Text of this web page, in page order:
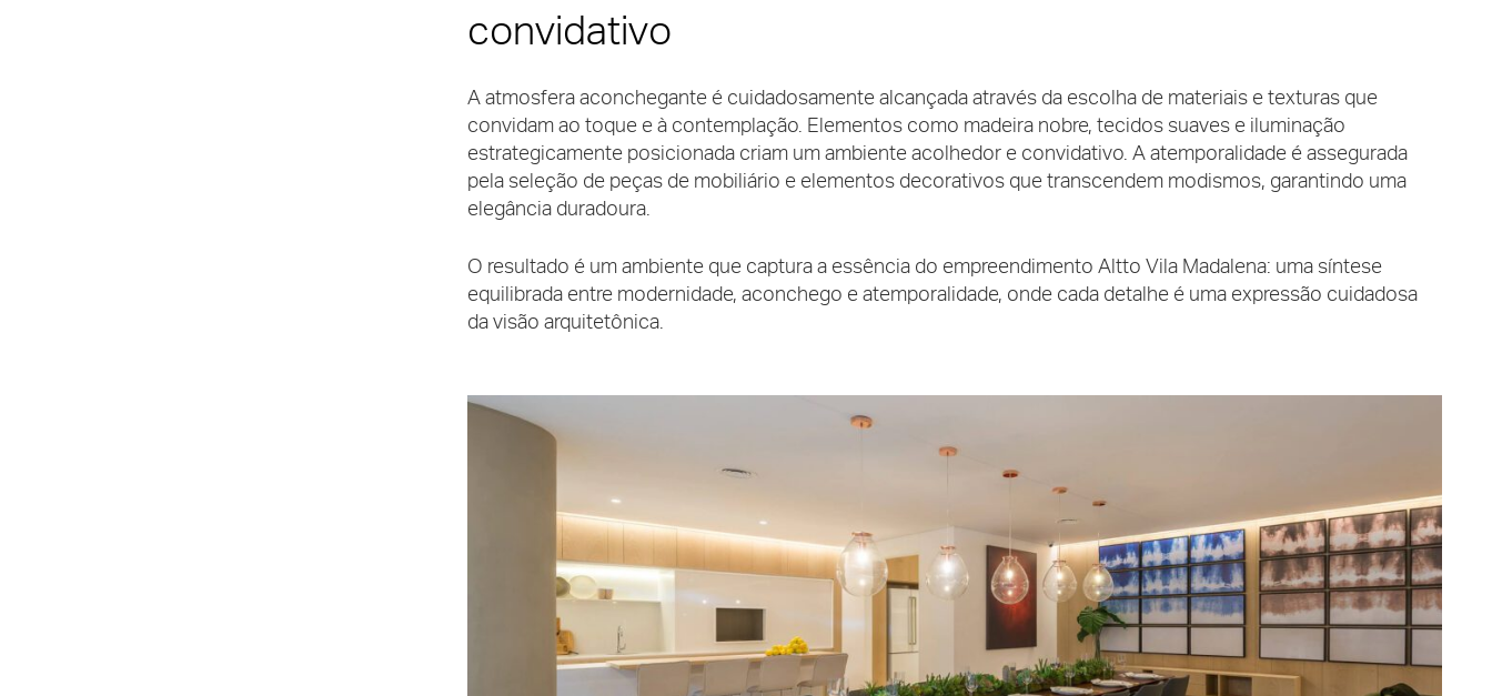
convidativo
A atmosfera aconchegante é cuidadosamente alcançada através da escolha de materiais e texturas que
convidam ao toque e à contemplação. Elementos como madeira nobre, tecidos suaves e iluminação
estrategicamente posicionada criam um ambiente acolhedor e convidativo.A atemporalidade é assegurada
pela seleção de peças de mobiliário e elementos decorativos que transcendem modismos, garantindo uma
elegância duradoura.
O resultado é um ambiente que captura a essência do empreendimento Altto Vila Madalena: uma síntese
equilibrada entre modernidade, aconchego e atemporalidade, onde cada detalhe é uma expressão cuidadosa
da visão arquitetônica.